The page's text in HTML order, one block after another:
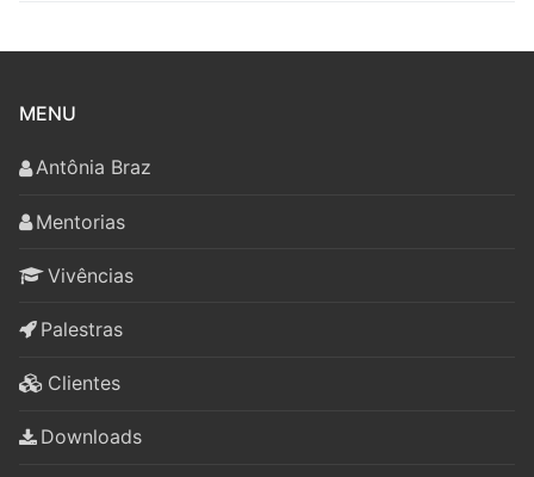
MENU
Antônia Braz
Mentorias
Vivências
Palestras
Clientes
Downloads